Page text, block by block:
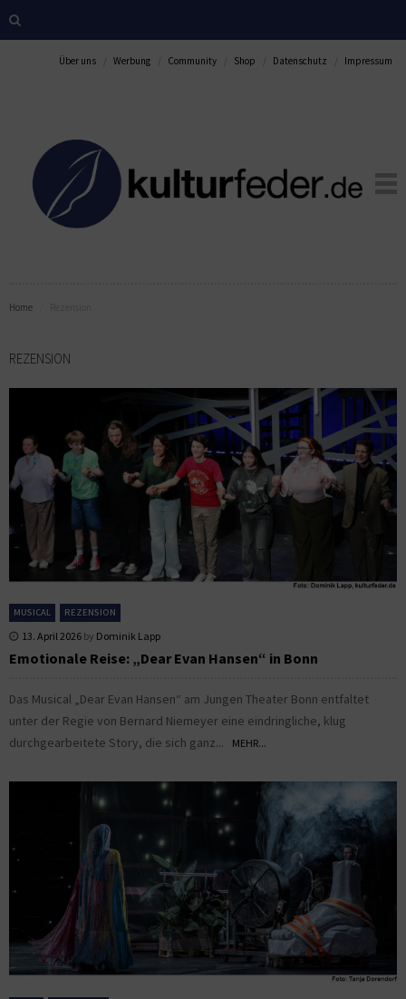
Über uns Werbung Community Shop Datenschutz Impressum
Home
REZENSION
MUSICAL REZENSION
13. April 2026 by Dominik Lapp
Emotionale Reise: „Dear Evan Hansen“ in Bonn
Das Musical „Dear Evan Hansen“ am Jungen Theater Bonn entfaltet
unter der Regie von Bernard Niemeyer eine eindringliche, klug
durchgearbeitete Story, die sich ganz...
MEHR...